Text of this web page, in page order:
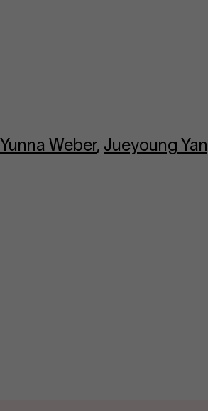
Yunna Weber, Jueyoung